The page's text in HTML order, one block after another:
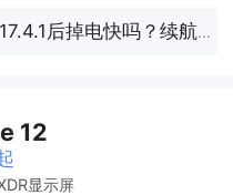
后掉电快吗？续航怎么样？
12
显示屏